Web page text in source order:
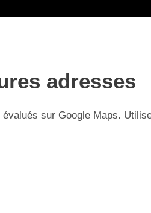
adresses
sur Google Maps.